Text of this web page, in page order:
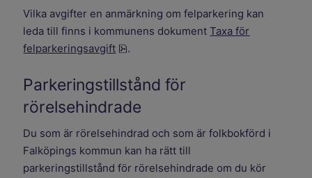
Vilka avgifter en anmärkning om felparkering kan
leda till finns i kommunens dokumentTaxa för
felparkeringsavgift
pdf, 170.7 kB.
.
Parkeringstillstånd för
rörelsehindrade
Du som är rörelsehindrad och som är folkbokförd i
Falköpings kommun kan ha rätt till
parkeringstillstånd för rörelsehindrade om du kör